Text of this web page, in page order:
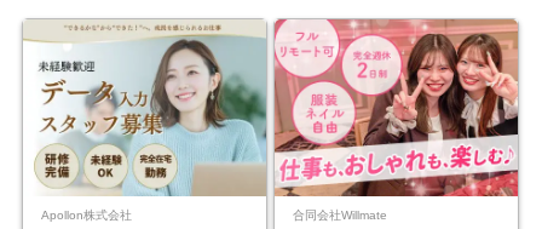
Apollon株式会社 合同会社Willmate